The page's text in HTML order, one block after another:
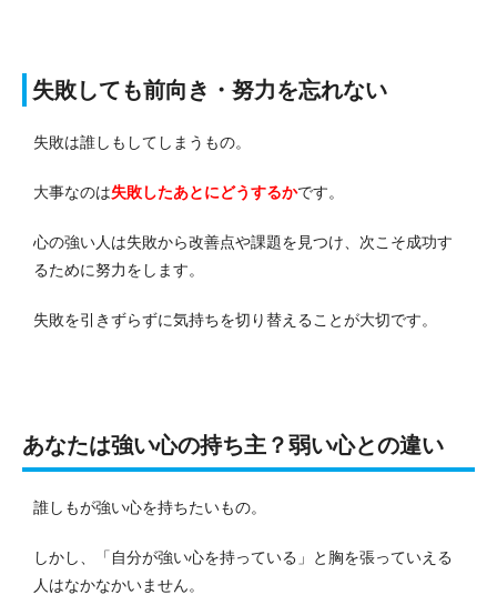
失敗しても前向き・努力を忘れない
失敗は誰しもしてしまうもの。
大事なのは失敗したあとにどうするかです。
心の強い人は失敗から改善点や課題を見つけ、次こそ成功す
るために努力をします。
失敗を引きずらずに気持ちを切り替えることが大切です。
あなたは強い心の持ち主？弱い心との違い
誰しもが強い心を持ちたいもの。
しかし、「自分が強い心を持っている」と胸を張っていえる
人はなかなかいません。